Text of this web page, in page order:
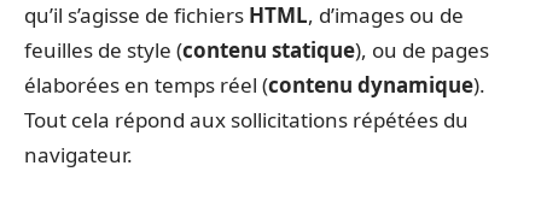
qu’il s’agisse de fichiers HTML, d’images ou de
feuilles de style (contenu statique), ou de pages
élaborées en temps réel (contenu dynamique).
Tout cela répond aux sollicitations répétées du
navigateur.